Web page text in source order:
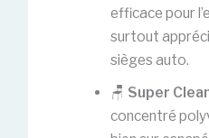
efficace pour
surtout
sièges auto.
🪑 Super
concentré